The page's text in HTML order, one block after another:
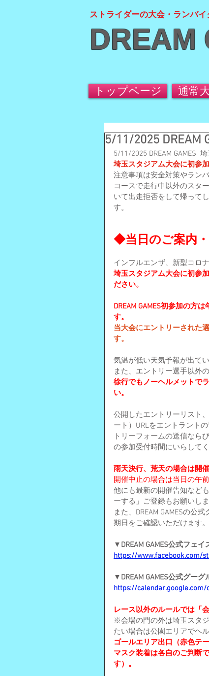
ストライダーの大会・ランバ
DREAM
トップページ 通常
5/11/2025
5/11/2025 DREAM GAMES
埼玉スタジアム大会に初参
注意事項は安全対策やラン
コースで走行中以外のスタ
いて出走拒否をして帰って
す。
◆当日のご案内
インフルエンザ、新型コロ
埼玉スタジアム大会に初参
ださい。
DREAM GAMES初参加の方
す。
当大会にエントリーされた
す。
気温が低い天気予報が出て
また、エントリー選手以外
徐行でもノーヘルメットで
い。
公開したエントリーリスト
ート）URLをエントラント
トリーフォームの送信なら
の参加受付時間にいらしてく
雨天決行、荒天の場合は開
開催中止の場合は当日の午
他にも最新の開催告知など
ーする」ご登録もお願いしま
また、DREAM GAMESの公
期日をご確認いただけます。
▼DREAM GAMES公式フェ
https://www.facebook.com/
▼DREAM GAMES公式グー
https://
レース以外のルールでは「
※会場の門の外は埼玉スタ
たい場合は公園エリアでヘ
ゴールエリア出口（赤色テ
マスク装着は各自のご判断
す）。